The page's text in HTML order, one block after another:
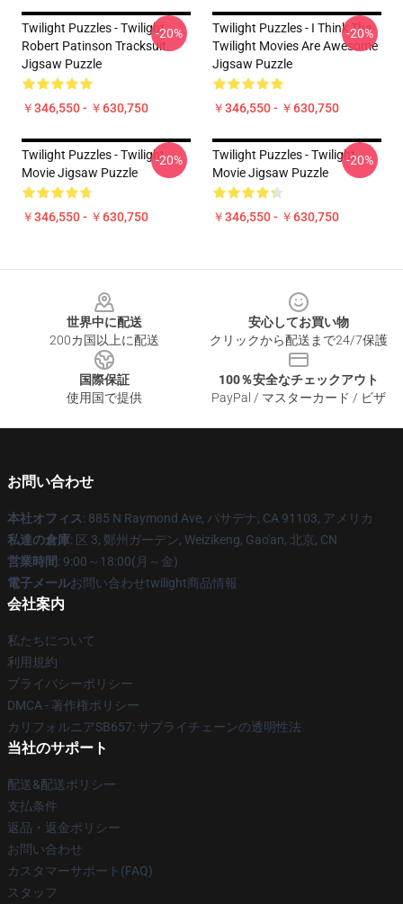
Twilight Puzzles - Twilight
Robert Patinson Tracksuit
Jigsaw Puzzle
￥346,550 - ￥630,750
-20%
Twilight Puzzles - I Think The
Twilight Movies Are Awesome
Jigsaw Puzzle
￥346,550 - ￥630,750
-20%
Twilight Puzzles - Twilight
Movie Jigsaw Puzzle
￥346,550 - ￥630,750
-20%
Twilight Puzzles - Twilight
Movie Jigsaw Puzzle
￥346,550 - ￥630,750
-20%
世界中に配送
200カ国以上に配送
安心してお買い物
クリックから配送まで24/7保護
国際保証
使用国で提供
100％安全なチェックアウト
PayPal / マスターカード / ビザ
お問い合わせ
本社オフィス: 885 N Raymond Ave, パサデナ, CA 91103, アメリカ
私達の倉庫: 区 3, 鄭州ガーデン, Weizikeng, Gao'an, 北京, CN
営業時間: 9:00～18:00(月～金)
電子メールお問い合わせtwilight商品情報
会社案内
私たちについて
利用規約
プライバシーポリシー
DMCA - 著作権ポリシー
カリフォルニアSB657: サプライチェーンの透明性法
当社のサポート
配送&配送ポリシー
支払条件
返品・返金ポリシー
お問い合わせ
カスタマーサポート(FAQ)
スタッフ